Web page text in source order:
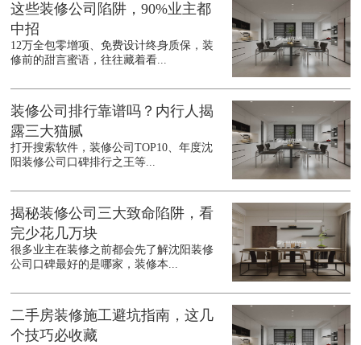
这些装修公司陷阱，90%业主都
中招
12万全包零增项、免费设计终身质保，装
修前的甜言蜜语，往往藏着看...
装修公司排行靠谱吗？内行人揭
露三大猫腻
打开搜索软件，装修公司TOP10、年度沈
阳装修公司口碑排行之王等...
揭秘装修公司三大致命陷阱，看
完少花几万块
很多业主在装修之前都会先了解沈阳装修
公司口碑最好的是哪家，装修本...
二手房装修施工避坑指南，这几
个技巧必收藏